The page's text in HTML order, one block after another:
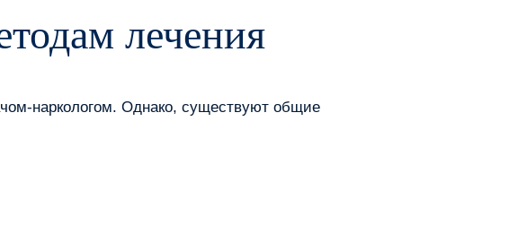
лечения
наркологом. Однако, существуют общие